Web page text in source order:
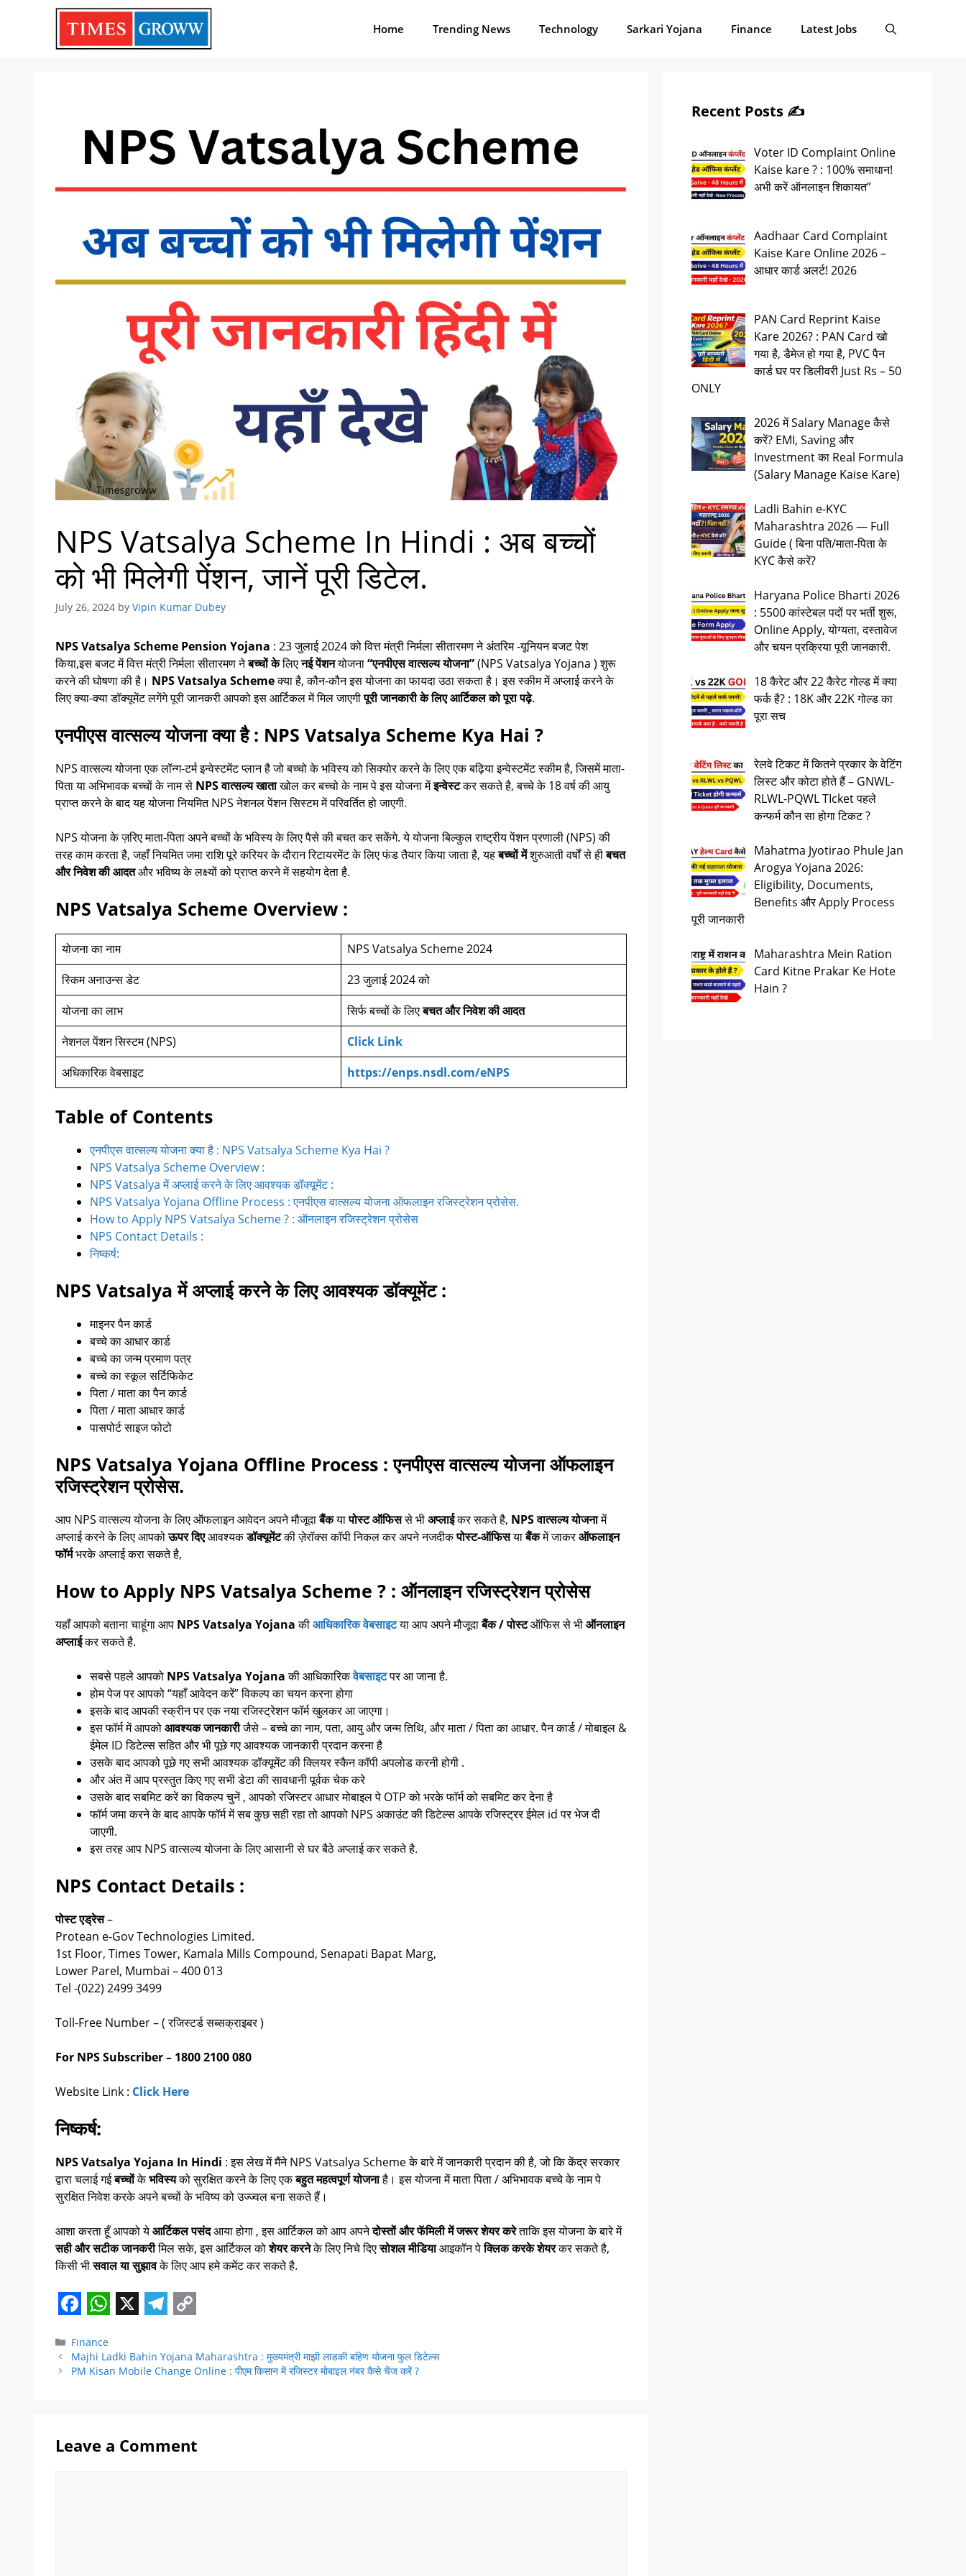
Home Trending News Technology Sarkari Yojana Finance Latest Jobs
NPS Vatsalya Scheme In Hindi : अब बच्चों
को भी मिलेगी पेंशन, जानें पूरी डिटेल.
July 26, 2024 by Vipin Kumar Dubey
NPS Vatsalya Scheme Pension Yojana : 23 जुलाई 2024 को वित्त मंत्री निर्मला सीतारमण ने अंतरिम -यूनियन बजट पेश
किया,इस बजट में वित्त मंत्री निर्मला सीतारमण नेबच्चों केलिएनई पेंशनयोजना“एनपीएस वात्सल्य योजना”(NPS Vatsalya Yojana ) शुरू
करने की घोषणा की है। NPS Vatsalya Schemeक्या है, कौन-कौन इस योजना का फायदा उठा सकता है। इस स्कीम में अप्लाई करने के
लिए क्या-क्या डॉक्यूमेंट लगेंगे पूरी जानकरी आपको इस आर्टिकल में मिल जाएगीपूरी जानकारी के लिए आर्टिकल को पूरा पढ़े.
एनपीएस वात्सल्य योजना क्या है : NPS Vatsalya Scheme Kya Hai ?
NPS वात्सल्य योजना एक लॉन्ग-टर्म इन्वेस्टमेंट प्लान है जो बच्चो के भविस्य को सिक्योर करने के लिए एक बढ़िया इन्वेस्टमेंट स्कीम है, जिसमें माता-
पिता या अभिभावक बच्चों के नाम से NPS वात्सल्य खाताखोल कर बच्चो के नाम पे इस योजना मेंइन्वेस्टकर सकते है, बच्चे के 18 वर्ष की आयु
प्राप्त करने के बाद यह योजना नियमित NPS नेशनल पेंशन सिस्टम में परिवर्तित हो जाएगी.
NPS योजना के ज़रिए माता-पिता अपने बच्चों के भविस्य के लिए पैसे की बचत कर सकेंगे. ये योजना बिल्कुल राष्ट्रीय पेंशन प्रणाली (NPS) की
तरह काम करता है, जहाँ नियमित जमा राशि पूरे करियर के दौरान रिटायरमेंट के लिए फंड तैयार किया जाता है, यहबच्चों मेंशुरुआती वर्षों से हीबचत
और निवेश की आदतऔर भविष्य के लक्ष्यों को प्राप्त करने में सहयोग देता है.
NPS Vatsalya Scheme Overview :
योजना का नाम
NPS Vatsalya Scheme 2024
स्किम अनाउन्स डेट
23 जुलाई 2024 को
योजना का लाभ
सिर्फ बच्चों के लिएबचत और निवेश की आदत
नेशनल पेंशन सिस्टम (NPS)
Click Link
अधिकारिक वेबसाइट
https://enps.nsdl.com/eNPS
Table of Contents
एनपीएस वात्सल्य योजना क्या है : NPS Vatsalya Scheme Kya Hai ?
NPS Vatsalya Scheme Overview :
NPS Vatsalya में अप्लाई करने के लिए आवश्यक डॉक्यूमेंट :
NPS Vatsalya Yojana Offline Process : एनपीएस वात्सल्य योजना ऑफलाइन रजिस्ट्रेशन प्रोसेस.
How to Apply NPS Vatsalya Scheme ? : ऑनलाइन रजिस्ट्रेशन प्रोसेस
NPS Contact Details :
निष्कर्ष:
NPS Vatsalya में अप्लाई करने के लिए आवश्यक डॉक्यूमेंट :
माइनर पैन कार्ड
बच्चे का आधार कार्ड
बच्चे का जन्म प्रमाण पत्र
बच्चे का स्कूल सर्टिफिकेट
पिता / माता का पैन कार्ड
पिता / माता आधार कार्ड
पासपोर्ट साइज फोटो
NPS Vatsalya Yojana Offline Process : एनपीएस वात्सल्य योजना ऑफलाइन
रजिस्ट्रेशन प्रोसेस.
आप NPS वात्सल्य योजना के लिए ऑफलाइन आवेदन अपने मौजूदाबैंकयापोस्ट ऑफिससे भीअप्लाईकर सकते है, NPS वात्सल्य योजनामें
अप्लाई करने के लिए आपकोऊपर दिएआवश्यकडॉक्यूमेंटकी ज़ेरॉक्स कॉपी निकल कर अपने नजदीकपोस्ट-ऑफिसयाबैंकमें जाकरऑफलाइन
फॉर्मभरके अप्लाई करा सकते है,
How to Apply NPS Vatsalya Scheme ? : ऑनलाइन रजिस्ट्रेशन प्रोसेस
यहाँ आपको बताना चाहूंगा आप NPS Vatsalya Yojanaकीआधिकारिक वेबसाइटया आप अपने मौजूदाबैंक / पोस्टऑफिस से भीऑनलाइन
अप्लाईकर सकते है.
सबसे पहले आपको NPS Vatsalya Yojanaकी आधिकारिकवेबसाइटपर आ जाना है.
होम पेज पर आपको “यहाँ आवेदन करें” विकल्प का चयन करना होगा
इसके बाद आपकी स्क्रीन पर एक नया रजिस्ट्रेशन फॉर्म खुलकर आ जाएगा।
इस फॉर्म में आपकोआवश्यक जानकारीजैसे – बच्चे का नाम, पता, आयु और जन्म तिथि, और माता / पिता का आधार. पैन कार्ड / मोबाइल &
ईमेल ID डिटेल्स सहित और भी पूछे गए आवश्यक जानकारी प्रदान करना है
उसके बाद आपको पूछे गए सभी आवश्यक डॉक्यूमेंट की क्लियर स्कैन कॉपी अपलोड करनी होगी .
और अंत में आप प्रस्तुत किए गए सभी डेटा की सावधानी पूर्वक चेक करे
उसके बाद सबमिट करें का विकल्प चुनें , आपको रजिस्टर आधार मोबाइल पे OTP को भरके फॉर्म को सबमिट कर देना है
फॉर्म जमा करने के बाद आपके फॉर्म में सब कुछ सही रहा तो आपको NPS अकाउंट की डिटेल्स आपके रजिस्ट्रर ईमेल id पर भेज दी
जाएगी.
इस तरह आप NPS वात्सल्य योजना के लिए आसानी से घर बैठे अप्लाई कर सकते है.
NPS Contact Details :
पोस्ट एड्रेस–
Protean e-Gov Technologies Limited.
1st Floor, Times Tower, Kamala Mills Compound, Senapati Bapat Marg,
Lower Parel, Mumbai – 400 013
Tel -(022) 2499 3499
Toll-Free Number – ( रजिस्टर्ड सब्सक्राइबर )
For NPS Subscriber – 1800 2100 080
Website Link : Click Here
निष्कर्ष:
NPS Vatsalya Yojana In Hindi : इस लेख में मैंने NPS Vatsalya Scheme के बारे में जानकारी प्रदान की है, जो कि केंद्र सरकार
द्वारा चलाई गईबच्चोंकेभविस्यको सुरक्षित करने के लिए एकबहुत महत्वपूर्ण योजनाहै। इस योजना में माता पिता / अभिभावक बच्चे के नाम पे
सुरक्षित निवेश करके अपने बच्चों के भविष्य को उज्ज्वल बना सकते हैं।
आशा करता हूँ आपको येआर्टिकल पसंदआया होगा , इस आर्टिकल को आप अपनेदोस्तों और फॅमिली में जरूर शेयर करेताकि इस योजना के बारे में
सही और सटीक जानकरीमिल सके, इस आर्टिकल कोशेयर करनेके लिए निचे दिएसोशल मीडियाआइकॉन पेक्लिक करके शेयरकर सकते है,
किसी भीसवाल या सुझावके लिए आप हमे कमेंट कर सकते है.
a
c
o
h
a
A
e
l
r
o
p
i
Finance
Majhi Ladki Bahin Yojana Maharashtra : मुख्यमंत्री माझी लाडकी बहिण योजना फुल डिटेल्स
PM Kisan Mobile Change Online : पीएम किसान में रजिस्टर मोबाइल नंबर कैसे चेंज करें ?
Leave a Comment
Recent Posts ✍️
Voter ID Complaint Online
Kaise kare ? : 100% समाधान!
अभी करें ऑनलाइन शिकायत”
Aadhaar Card Complaint
Kaise Kare Online 2026 –
आधार कार्ड अलर्ट! 2026
PAN Card Reprint Kaise
Kare 2026? : PAN Card खो
गया है, डैमेज हो गया है, PVC पैन
कार्ड घर पर डिलीवरी Just Rs – 50
ONLY
2026 में Salary Manage कैसे
करें? EMI, Saving और
Investment का Real Formula
(Salary Manage Kaise Kare)
Ladli Bahin e-KYC
Maharashtra 2026 — Full
Guide ( बिना पति/माता-पिता के
KYC कैसे करें?
Haryana Police Bharti 2026
: 5500 कांस्टेबल पदों पर भर्ती शुरू,
Online Apply, योग्यता, दस्तावेज
और चयन प्रक्रिया पूरी जानकारी.
18 कैरेट और 22 कैरेट गोल्ड में क्या
फर्क है? : 18K और 22K गोल्ड का
पूरा सच
रेलवे टिकट में कितने प्रकार के वेटिंग
लिस्ट और कोटा होते हैं – GNWL-
RLWL-PQWL TIcket पहले
कन्फर्म कौन सा होगा टिकट ?
Mahatma Jyotirao Phule Jan
Arogya Yojana 2026:
Eligibility, Documents,
Benefits और Apply Process
पूरी जानकारी
Maharashtra Mein Ration
Card Kitne Prakar Ke Hote
Hain ?